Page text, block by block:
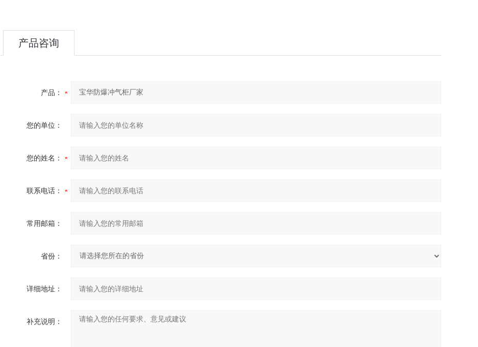
产品咨询
产品：
您的单位：
您的姓名：
联系电话：
常用邮箱：
省份：
详细地址：
补充说明：